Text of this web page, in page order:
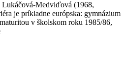
Lukáčová-Medviďová (1968,
je príkladne európska: gymnázium
v školskom roku 1985/86,